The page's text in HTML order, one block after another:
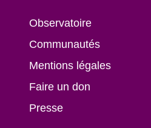
Observatoire
Communautés
Mentions légales
Faire un don
Presse